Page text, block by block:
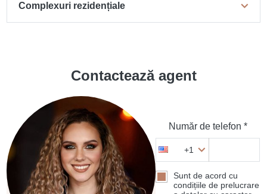
Complexuri rezidențiale
Contactează agent
Număr de telefon *
+1
Sunt de acord cu
condițiile de prelucrare